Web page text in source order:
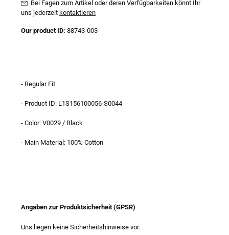
Bei Fagen zum Artikel oder deren Verfügbarkeiten könnt Ihr
uns jederzeit kontaktieren
Our product ID: 88743-003
- Regular Fit
- Product ID: L1S156100056-S0044
- Color: V0029 / Black
- Main Material: 100% Cotton
Angaben zur Produktsicherheit (GPSR)
Uns liegen keine Sicherheitshinweise vor.